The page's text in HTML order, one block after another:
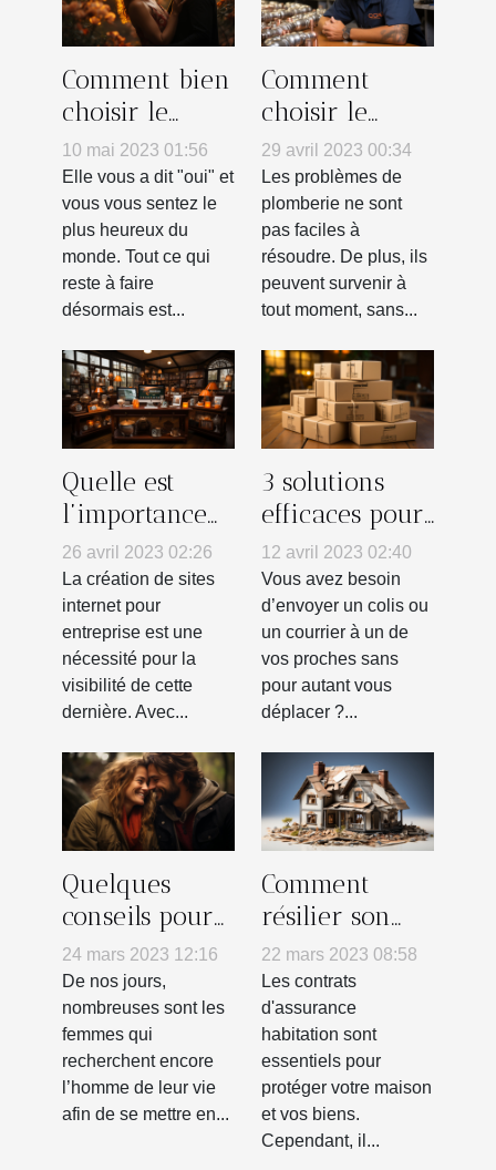
Comment bien
choisir le
photographe
de son
mariage ?
10 mai 2023 01:56
Elle vous a dit "oui" et
vous vous sentez le
plus heureux du
monde. Tout ce qui
reste à faire
désormais est...
Comment
choisir le
meilleur
plombier à
proximité pour
vos besoins en
plomberie ?
29 avril 2023 00:34
Les problèmes de
plomberie ne sont
pas faciles à
résoudre. De plus, ils
peuvent survenir à
tout moment, sans...
Quelle est
l’importance
d’un site
internet
vitrine pour
son entreprise
?
26 avril 2023 02:26
La création de sites
internet pour
entreprise est une
nécessité pour la
visibilité de cette
dernière. Avec...
3 solutions
efficaces pour
envoyer un
colis par la
poste en
France
12 avril 2023 02:40
Vous avez besoin
d’envoyer un colis ou
un courrier à un de
vos proches sans
pour autant vous
déplacer ?...
Quelques
conseils pour
trouver
l’homme de
votre vie
24 mars 2023 12:16
De nos jours,
nombreuses sont les
femmes qui
recherchent encore
l’homme de leur vie
afin de se mettre en...
Comment
résilier son
contrat
Assurance
Habitation ?
22 mars 2023 08:58
Les contrats
d'assurance
habitation sont
essentiels pour
protéger votre maison
et vos biens.
Cependant, il...